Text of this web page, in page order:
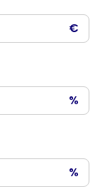
€
%
%